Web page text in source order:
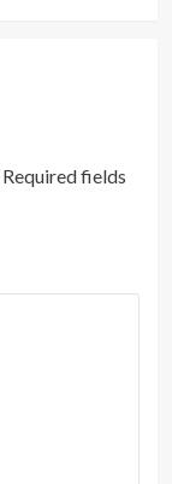
Required fields